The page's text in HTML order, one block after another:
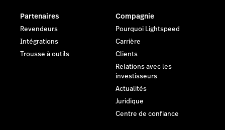
Partenaires
Revendeurs
Intégrations
Trousse à outils
Compagnie
Pourquoi Lightspeed
Carrière
Clients
Relations avec les
investisseurs
Actualités
Juridique
Centre de confiance